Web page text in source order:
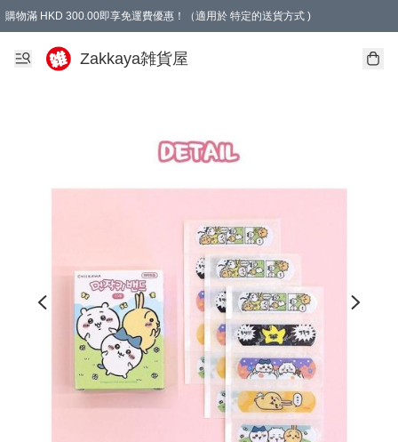
購物滿 HKD 300.00即享免運費優惠！（適用於 特定的送貨方式 )
Zakkaya雑貨屋